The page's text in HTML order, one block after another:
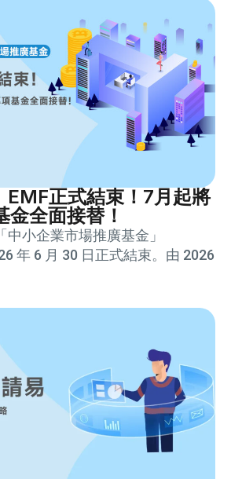
EMF正式結束！7月起將
金全面接替！
小企業市場推廣基金」
年 6 月 30 日正式結束。由 2026